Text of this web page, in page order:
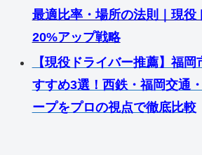
最適比率・場所の法則｜現役
20%アップ戦略
【現役ドライバー推薦】福
すすめ3選！西鉄・福岡交通
ープをプロの視点で徹底比較